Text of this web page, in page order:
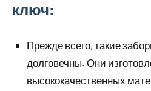
ключ:
Прежде всего, такие
долговечны. Они
высококачественных